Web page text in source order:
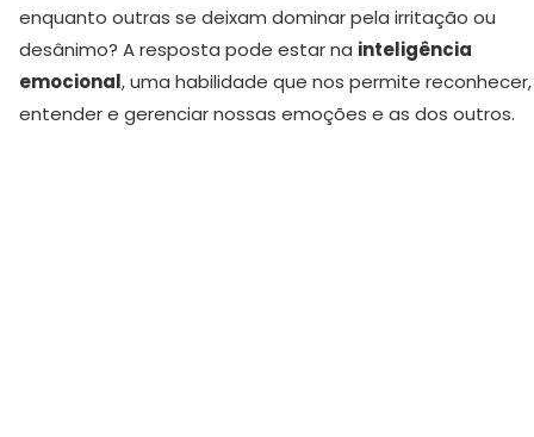
enquanto outras se deixam dominar pela irritação ou
desânimo? A resposta pode estar na inteligência
emocional, uma habilidade que nos permite reconhecer,
entender e gerenciar nossas emoções e as dos outros.